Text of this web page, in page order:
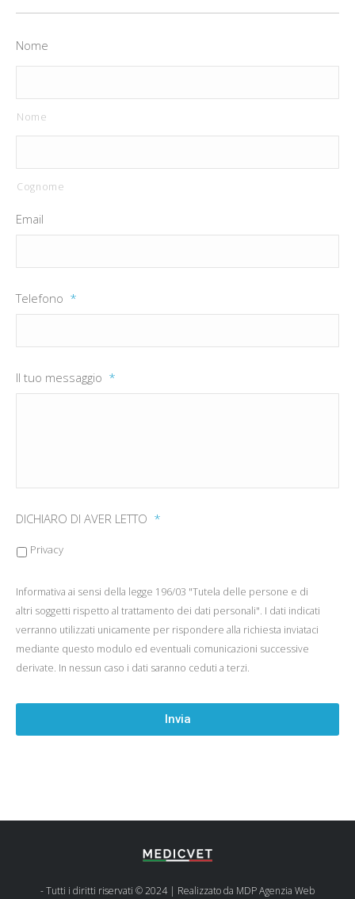
Nome
Nome
Cognome
Email
Telefono *
Il tuo messaggio *
DICHIARO DI AVER LETTO *
Privacy
Informativa ai sensi della legge 196/03 "Tutela delle persone e di
altri soggetti rispetto al trattamento dei dati personali". I dati indicati
verranno utilizzati unicamente per rispondere alla richiesta inviataci
mediante questo modulo ed eventuali comunicazioni successive
derivate. In nessun caso i dati saranno ceduti a terzi.
- Tutti i diritti riservati © 2024 | Realizzato da MDP Agenzia Web